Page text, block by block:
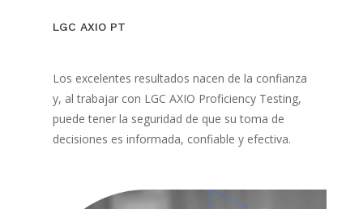
LGC AXIO PT
Los excelentes resultados nacen de la confianza
y, al trabajar con LGC AXIO Proficiency Testing,
puede tener la seguridad de que su toma de
decisiones es informada, confiable y efectiva.